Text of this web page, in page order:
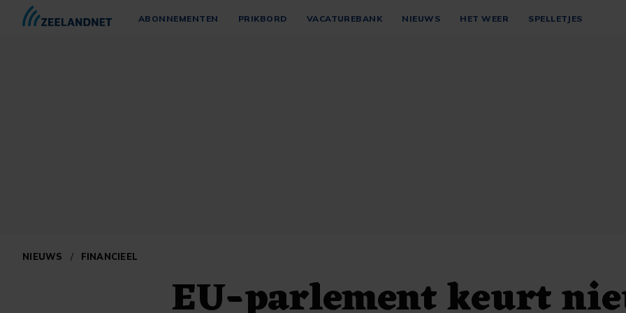
ABONNEMENTEN PRIKBORD VACATUREBANK NIEUWS HET WEER SPELLETJES
NIEUWS / FINANCIEEL